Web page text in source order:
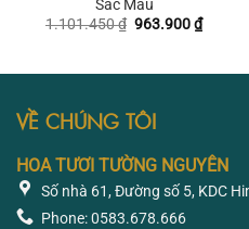
Sắc Màu
1.101.450₫ Giá
963.900₫Giá
hiện
VỀ CHÚNG TÔI
HOA TƯƠI TƯỜNG NGUYÊN
Số nhà 61, Đường số 5, KDC
Phone: 0583.678.666